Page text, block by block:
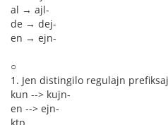
al → ajl-
de → dej-
en → ejn-
○
1. Jen distingilo regulajn
kun --> kujn-
en --> ejn-